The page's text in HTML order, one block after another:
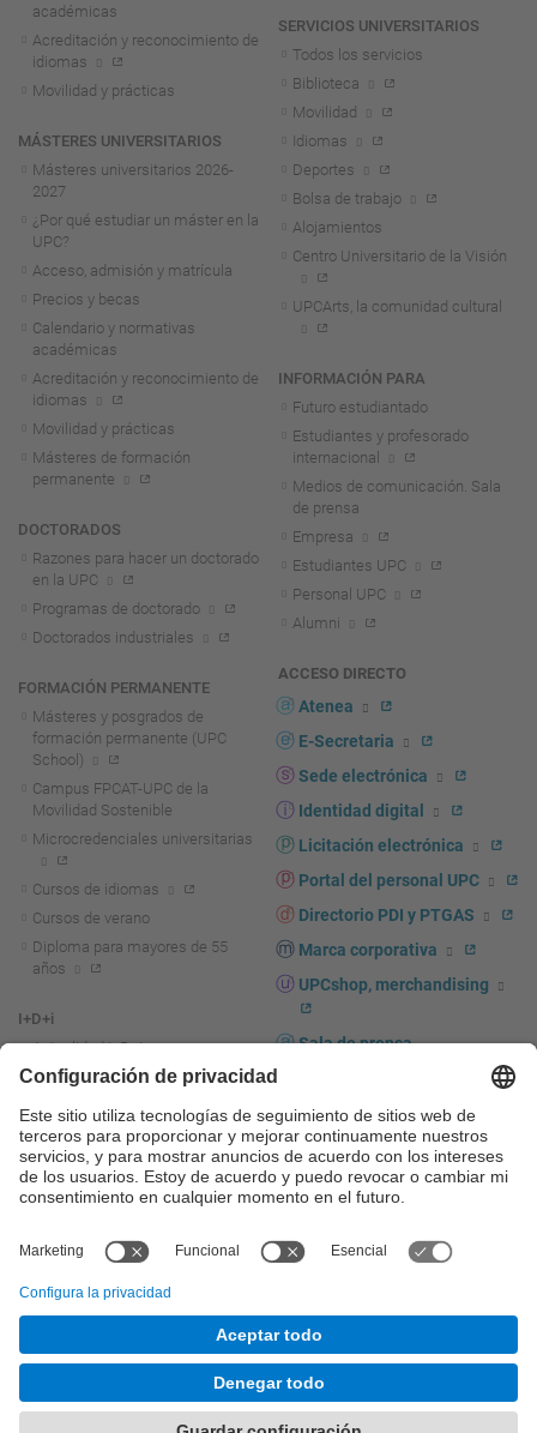
académicas
Acreditación y reconocimiento de
idiomas
Movilidad y prácticas
MÁSTERES UNIVERSITARIOS
Másteres universitarios 2026-
2027
¿Por qué estudiar un máster en la
UPC?
Acceso, admisión y matrícula
Precios y becas
Calendario y normativas
académicas
Acreditación y reconocimiento de
idiomas
Movilidad y prácticas
Másteres de formación
permanente
DOCTORADOS
Razones para hacer un doctorado
en la UPC
Programas de doctorado
Doctorados industriales
FORMACIÓN PERMANENTE
Másteres y posgrados de
formación permanente (UPC
School)
Campus FPCAT-UPC de la
Movilidad Sostenible
Microcredenciales universitarias
Cursos de idiomas
Cursos de verano
Diploma para mayores de 55
años
I+D+i
Actualidad I+D+I
La investigación en la UPC
investigación
La transferencia, el
emprendimiento y la innovación
en la UPC
transferencia, el emprendimiento
Servicios a las empresas
Servicios Científico-técnicos
SERVICIOS UNIVERSITARIOS
Todos los servicios
Biblioteca
Movilidad
Idiomas
Deportes
Bolsa de trabajo
Alojamientos
Centro Universitario de la Visión
UPCArts, la comunidad cultural
INFORMACIÓN PARA
Futuro estudiantado
Estudiantes y profesorado
internacional
Medios de comunicación. Sala
de prensa
Empresa
Estudiantes UPC
Personal UPC
Alumni
ACCESO DIRECTO
Atenea
E-Secretaria
Sede electrónica
Identidad digital
Licitación electrónica
Portal del personal UPC
Directorio PDI y PTGAS
Marca corporativa
UPCshop, merchandising
Sala de prensa
© UPC Universitat Politècnica de Catalunya - BarcelonaTech